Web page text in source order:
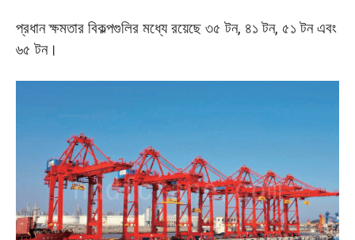
প্রধান ক্ষমতার বিকল্পগুলির মধ্যে রয়েছে ৩৫ টন, ৪১ টন, ৫১ টন এবং
৬৫ টন।